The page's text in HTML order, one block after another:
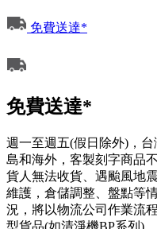
免費送達*
免費送達*
週一至週五(假日除外)，
島和海外，客製刻字商品
貨人無法收貨、遇颱風地
維護，倉儲調整、盤點等
況，將以物流公司作業流
型貨品(如清淨機BP系列)